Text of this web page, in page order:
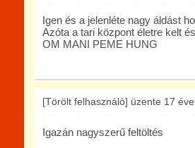
Igen és a jelenléte nagy áldást
Azóta a tari központ életre kelt
OM MANI PEME HUNG
[Törölt felhasználó] üzente 17 éve
Igazán nagyszerű feltöltés